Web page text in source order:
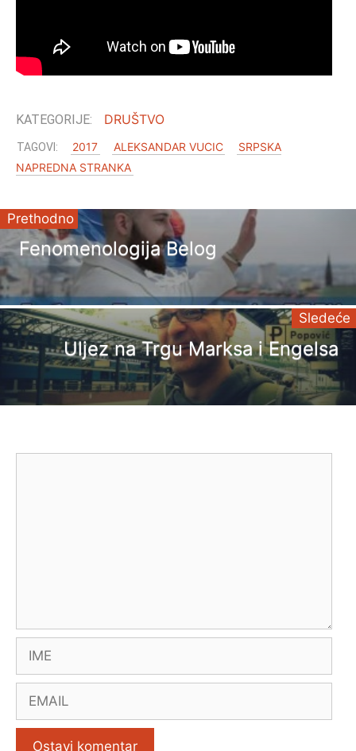
DRUŠTVO
2017 ALEKSANDAR VUCIC
SRPSKA
NAPREDNA STRANKA
Prethodno
Fenomenologija Belog
Uljez na Trgu Marksa i Engelsa
Sledeće
Name
Email